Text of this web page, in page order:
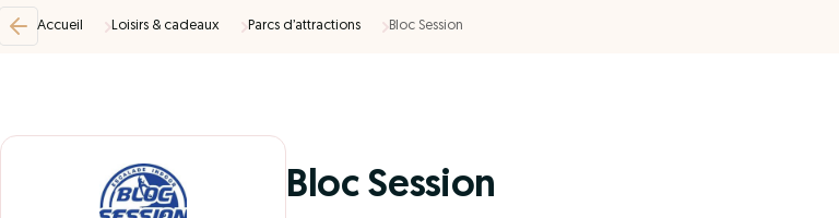
Accueil Loisirs & cadeaux Parcs d’attractions Bloc Session
Bloc Session